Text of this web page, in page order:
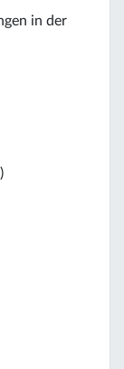
in der